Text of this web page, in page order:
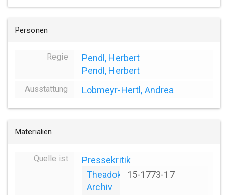
Personen
Regie
Pendl, Herbert
Pendl, Herbert
Ausstattung Lobmeyr-Hertl, Andrea
Materialien
Quelle ist
Pressekritik
Theadok
Archiv
15-1773-17